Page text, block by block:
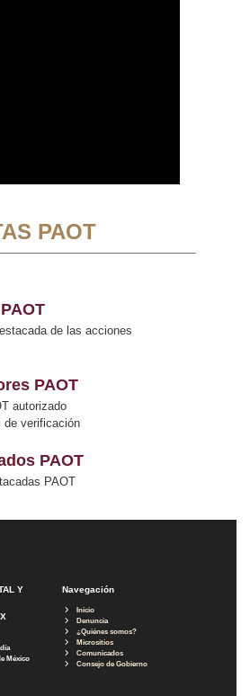
PAOT
de las acciones
PAOT
autorizado
de verificación
PAOT
PAOT
Y
México
Navegación
Inicio
Denuncia
¿Quiénes somos?
Micrositios
Comunicados
Consejo de Gobierno